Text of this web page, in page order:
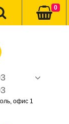
офис 1
0